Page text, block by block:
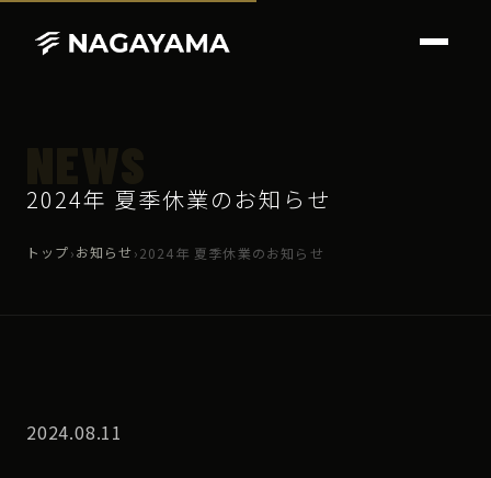
2024年 夏季休業のお知らせ
トップ›お知らせ›2024年 夏季休業のお知らせ
2024.08.11